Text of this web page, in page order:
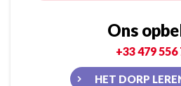
Ons
+33 479 556
HET DORP